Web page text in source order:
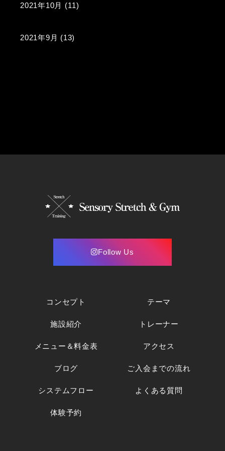
2021年10月 (11)
2021年9月 (13)
Follow Us
コンセプト テーマ
施設紹介 トレーナー
メニュー＆料金表 アクセス
ブログ ご入会までの流れ
システムフロー よくある質問
体験予約